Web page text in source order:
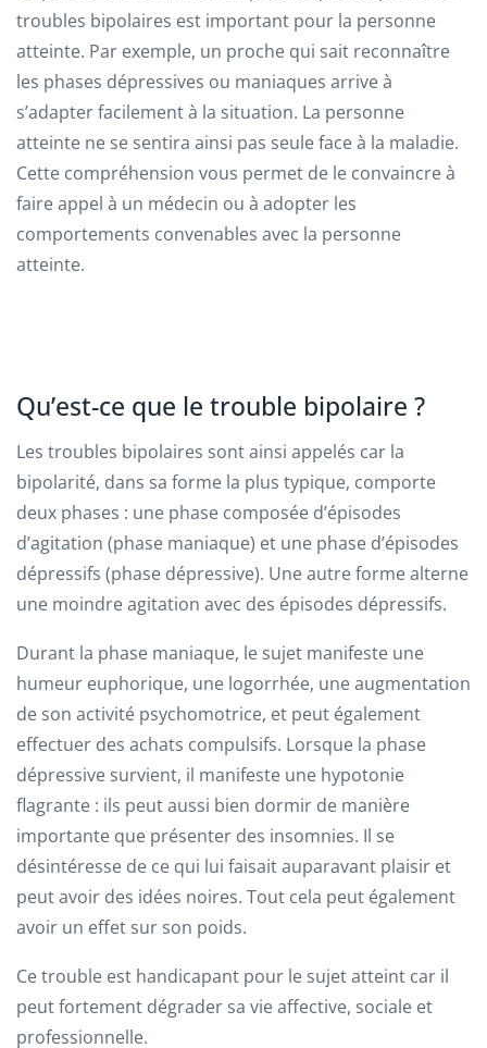
troubles bipolaires est important pour la personne
atteinte. Par exemple, un proche qui sait reconnaître
les phases dépressives ou maniaques arrive à
s’adapter facilement à la situation. La personne
atteinte ne se sentira ainsi pas seule face à la maladie.
Cette compréhension vous permet de le convaincre à
faire appel à un médecin ou à adopter les
comportements convenables avec la personne
atteinte.
Qu’est-ce que le trouble bipolaire ?
Les troubles bipolaires sont ainsi appelés car la
bipolarité, dans sa forme la plus typique, comporte
deux phases : une phase composée d’épisodes
d’agitation (phase maniaque) et une phase d’épisodes
dépressifs (phase dépressive). Une autre forme alterne
une moindre agitation avec des épisodes dépressifs.
Durant la phase maniaque, le sujet manifeste une
humeur euphorique, une logorrhée, une augmentation
de son activité psychomotrice, et peut également
effectuer des achats compulsifs. Lorsque la phase
dépressive survient, il manifeste une hypotonie
flagrante : ils peut aussi bien dormir de manière
importante que présenter des insomnies. Il se
désintéresse de ce qui lui faisait auparavant plaisir et
peut avoir des idées noires. Tout cela peut également
avoir un effet sur son poids.
Ce trouble est handicapant pour le sujet atteint car il
peut fortement dégrader sa vie affective, sociale et
professionnelle.